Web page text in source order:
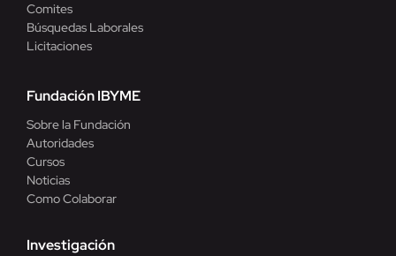
Comites
Búsquedas Laborales
Licitaciones
Fundación IBYME
Sobre la Fundación
Autoridades
Cursos
Noticias
Como Colaborar
Investigación